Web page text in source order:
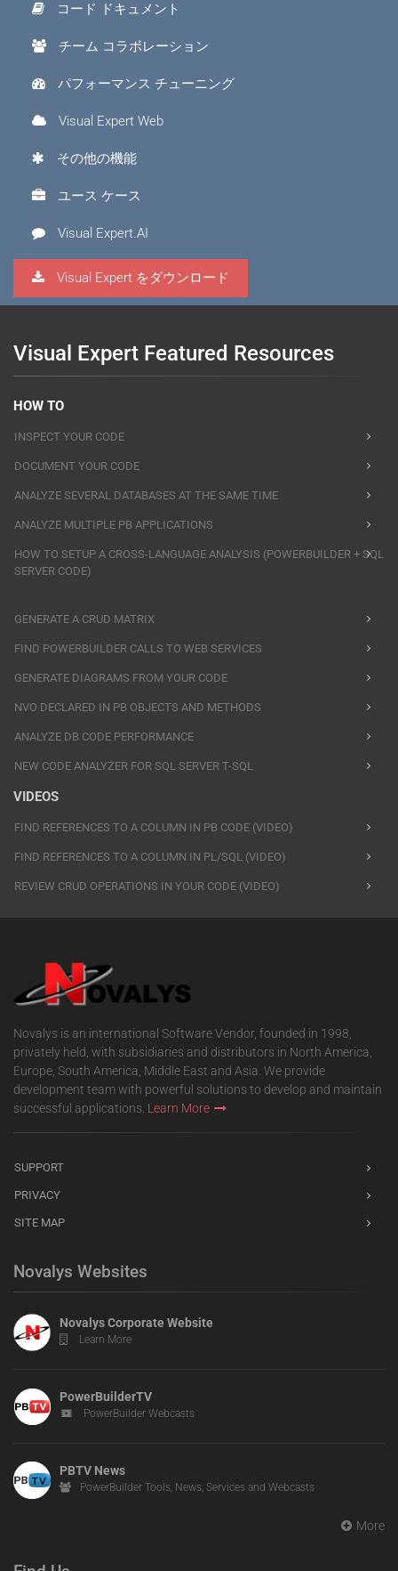
コード ドキュメント
チーム コラボレーション
パフォーマンス チューニング
Visual Expert Web
その他の機能
ユース ケース
Visual Expert.AI
Visual Expert をダウンロード
Visual Expert Featured Resources
HOW TO
INSPECT YOUR CODE
DOCUMENT YOUR CODE
ANALYZE SEVERAL DATABASES AT THE SAME TIME
ANALYZE MULTIPLE PB APPLICATIONS
HOW TO SETUP A CROSS-LANGUAGE ANALYSIS (POWERBUILDER + SQL
SERVER CODE)
GENERATE A CRUD MATRIX
FIND POWERBUILDER CALLS TO WEB SERVICES
GENERATE DIAGRAMS FROM YOUR CODE
NVO DECLARED IN PB OBJECTS AND METHODS
ANALYZE DB CODE PERFORMANCE
NEW CODE ANALYZER FOR SQL SERVER T-SQL
VIDEOS
FIND REFERENCES TO A COLUMN IN PB CODE (VIDEO)
FIND REFERENCES TO A COLUMN IN PL/SQL (VIDEO)
REVIEW CRUD OPERATIONS IN YOUR CODE (VIDEO)
Novalys is an international Software Vendor, founded in 1998,
privately held, with subsidiaries and distributors in North America,
Europe, South America, Middle East and Asia. We provide
development team with powerful solutions to develop and maintain
successful applications. Learn More
SUPPORT
PRIVACY
SITE MAP
Novalys Websites
Novalys Corporate Website
Learn More
PowerBuilderTV
PowerBuilder Webcasts
PBTV News
PowerBuilder Tools, News, Services and Webcasts
More